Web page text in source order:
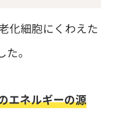
化細胞にくわえた
。
エネルギーの源